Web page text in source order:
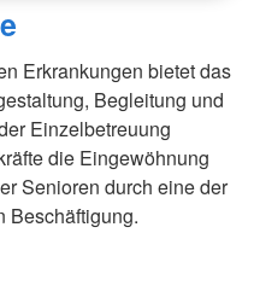
Erkrankungen bietet das
Begleitung und
Einzelbetreuung
die Eingewöhnung
Senioren durch eine der
Beschäftigung.